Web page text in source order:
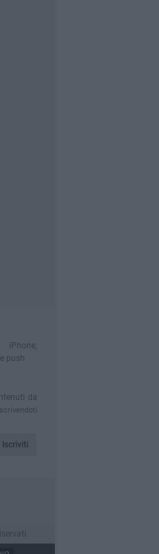
iPhone,
push
da
Iscriviti